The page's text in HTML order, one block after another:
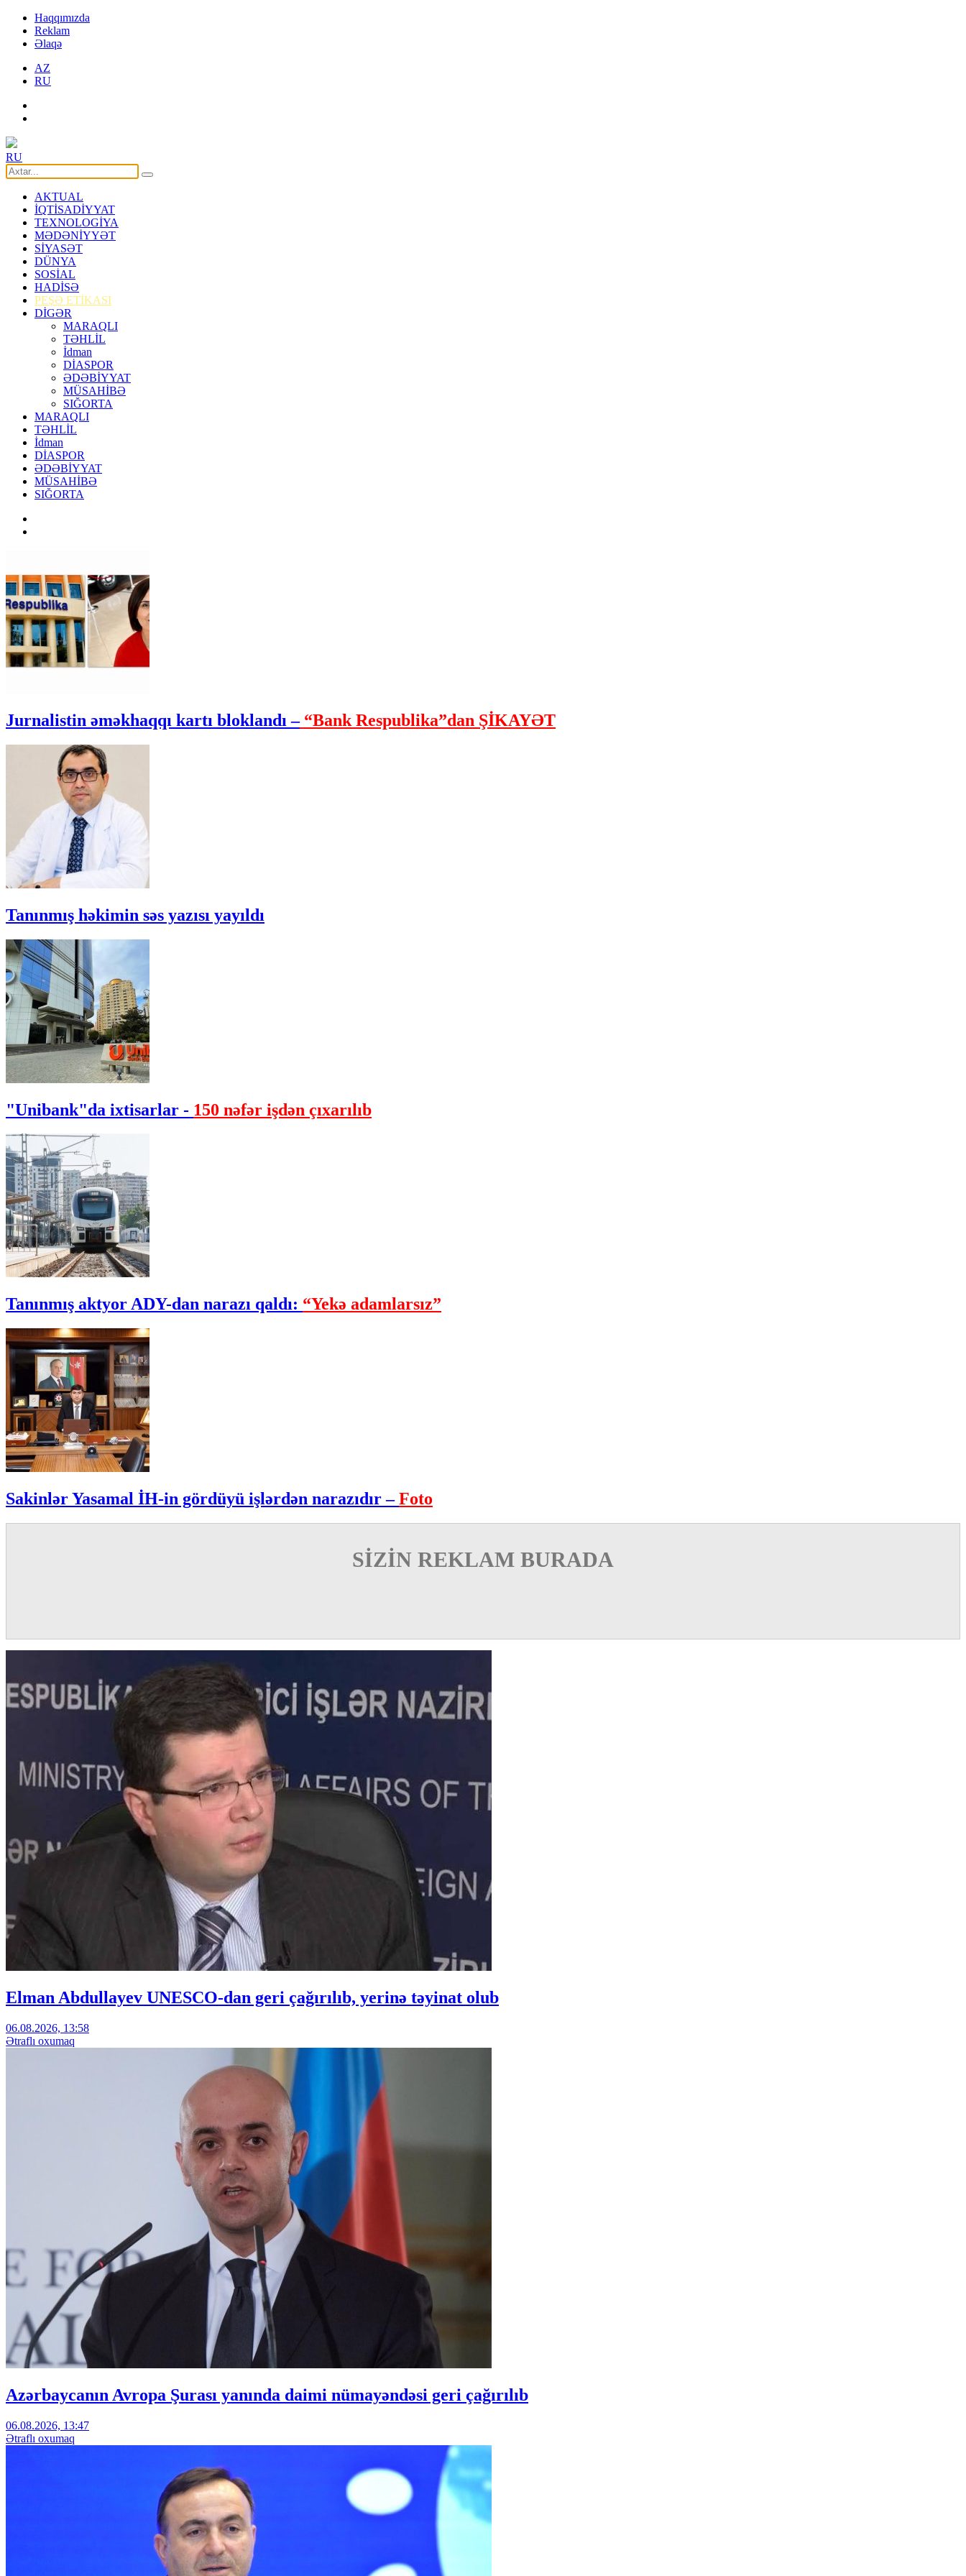
Haqqımızda
Reklam
Əlaqə
AZ
RU
RU
AKTUAL
İQTİSADİYYAT
TEXNOLOGİYA
MƏDƏNİYYƏT
SİYASƏT
DÜNYA
SOSİAL
HADİSƏ
PEŞƏ ETİKASI
DİGƏR
MARAQLI
TƏHLİL
İdman
DİASPOR
ƏDƏBİYYAT
MÜSAHİBƏ
SIĞORTA
MARAQLI
TƏHLİL
İdman
DİASPOR
ƏDƏBİYYAT
MÜSAHİBƏ
SIĞORTA
Jurnalistin əməkhaqqı kartı bloklandı –“Bank Respublika”dan ŞİKAYƏT
Tanınmış həkimin səs yazısı yayıldı
"Unibank"da ixtisarlar - 150 nəfər işdən çıxarılıb
Tanınmış aktyor ADY-dan narazı qaldı: “Yekə adamlarsız”
Sakinlər Yasamal İH-in gördüyü işlərdən narazıdır –Foto
SİZİN REKLAM BURADA
Elman Abdullayev UNESCO-dan geri çağırılıb, yerinə təyinat olub
06.08.2026, 13:58
Ətraflı oxumaq
Azərbaycanın Avropa Şurası yanında daimi nümayəndəsi geri çağırılıb
06.08.2026, 13:47
Ətraflı oxumaq